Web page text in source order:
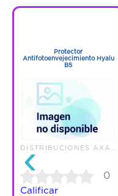
‹
Protector
Antifotoenvejecimiento Hyalu
B5
0
Calificar